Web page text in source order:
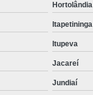
Hortolândia
Itapetininga
Itupeva
Jacareí
Jundiaí